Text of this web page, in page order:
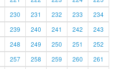
230 231 232 233
234
239 240 241 242
243
248 249 250 251
252
257 258 259 260 261